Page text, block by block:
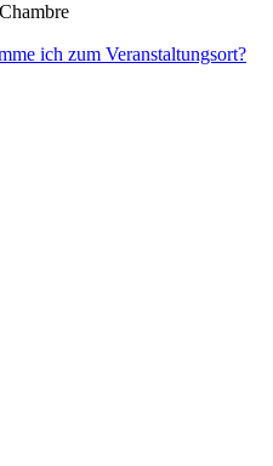
ich zum Veranstaltungsort?